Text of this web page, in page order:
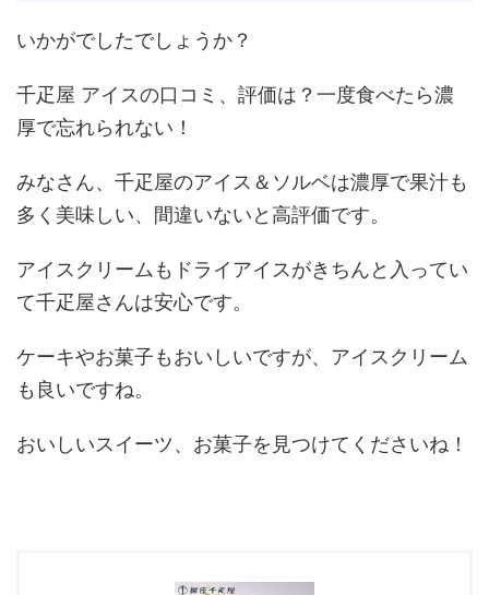
いかがでしたでしょうか？
千疋屋 アイスの口コミ、評価は？一度食べたら濃
厚で忘れられない！
みなさん、千疋屋のアイス＆ソルベは濃厚で果汁も
多く美味しい、間違いないと高評価です。
アイスクリームもドライアイスがきちんと入ってい
て千疋屋さんは安心です。
ケーキやお菓子もおいしいですが、アイスクリーム
も良いですね。
おいしいスイーツ、お菓子を見つけてくださいね！